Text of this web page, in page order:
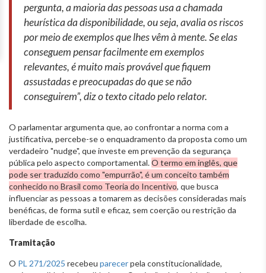
pergunta, a maioria das pessoas usa a chamada
heurística da disponibilidade, ou seja, avalia os riscos
por meio de exemplos que lhes vêm à mente. Se elas
conseguem pensar facilmente em exemplos
relevantes, é muito mais provável que fiquem
assustadas e preocupadas do que se não
conseguirem”, diz o texto citado pelo relator.
O parlamentar argumenta que, ao confrontar a norma com a
justificativa, percebe-se o enquadramento da proposta como um
verdadeiro "nudge", que investe em prevenção da segurança
pública pelo aspecto comportamental.O termo em inglês, que
pode ser traduzido como "empurrão", é um conceito também
conhecido no Brasil como Teoria do Incentivo, que busca
influenciar as pessoas a tomarem as decisões consideradas mais
benéficas, de forma sutil e eficaz, sem coerção ou restrição da
liberdade de escolha.
Tramitação
O PL 271/2025 recebeu parecerpela constitucionalidade,